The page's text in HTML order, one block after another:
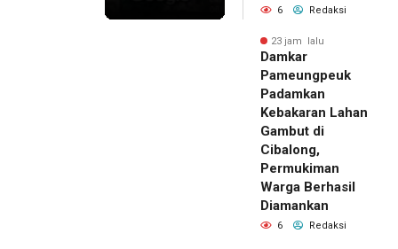
6 Redaksi
23 jam lalu
Damkar
Pameungpeuk
Padamkan
Kebakaran Lahan
Gambut di
Cibalong,
Permukiman
Warga Berhasil
Diamankan
6 Redaksi